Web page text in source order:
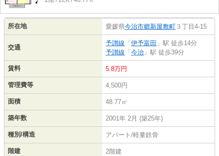
所在地 愛媛県今治市郷新屋敷町 ３丁目4-15
交通
予讃線 「 伊予富田 」駅 徒歩14分
予讃線 「 今治 」駅 徒歩39分
賃料 5.8万円
管理費等 4,500円
面積 48.77㎡
築年数 2001年 2月 (築25年)
種別/構造 アパート/軽量鉄骨
階建 2階建